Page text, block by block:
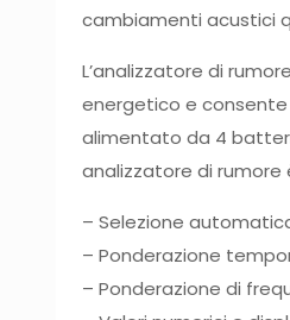
cambiamenti acustici
L’analizzatore di
energetico e consente
alimentato da 4
analizzatore di rumore
– Selezione
– Ponderazione
– Ponderazione di